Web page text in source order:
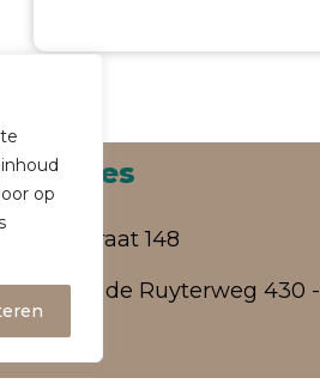
op
Locaties
Westerstraat 148
Admiraal de Ruyterweg 430 -
432